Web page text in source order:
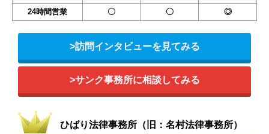
24時間営業
〇 〇 ◎
>訪問インタビューを見てみる
>サンク事務所に相談してみる
ひばり法律事務所（旧：名村法律事務所）